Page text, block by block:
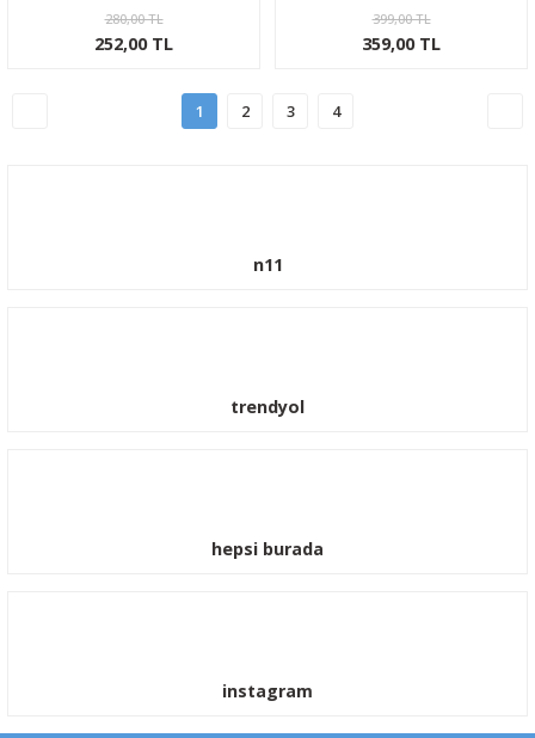
280,00 TL
252,00 TL
399,00 TL
359,00 TL
1 2 3 4
n11
trendyol
hepsi burada
instagram